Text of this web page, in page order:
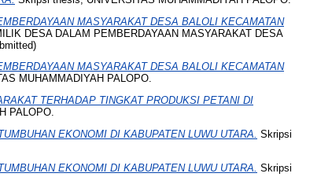
MASYARAKAT DESA BALOLI KECAMATAN
DESA DALAM PEMBERDAYAAN MASYARAKAT DESA
MASYARAKAT DESA BALOLI KECAMATAN
MUHAMMADIYAH PALOPO.
TERHADAP TINGKAT PRODUKSI PETANI DI
PALOPO.
EKONOMI DI KABUPATEN LUWU UTARA.
Skripsi
EKONOMI DI KABUPATEN LUWU UTARA.
Skripsi